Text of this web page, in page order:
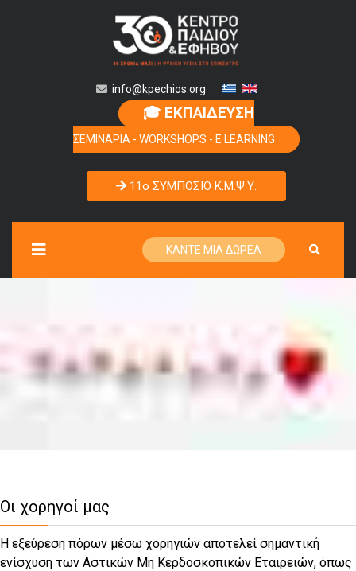
info@kpechios.org
🎓 ΕΚΠΑΙΔΕΥΣΗ
ΣΕΜΙΝΑΡΙΑ - WORKSHOPS - E LEARNING
11o ΣΥΜΠΟΣΙΟ Κ.Μ.Ψ.Υ.
ΚΑΝΤΕ ΜΙΑ ΔΩΡΕΑ
Οι χορηγοί μας
Η εξεύρεση πόρων μέσω χορηγιών αποτελεί σημαντική
ενίσχυση των Aστικών Μη Κερδοσκοπικών Εταιρειών, όπως